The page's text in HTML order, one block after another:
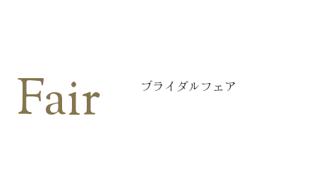
Fair ブライダルフェア